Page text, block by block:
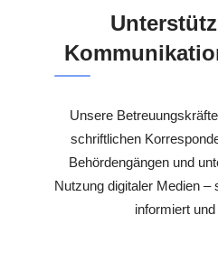
Unsere
schriftlichen
Behördengängen und
Nutzung digitaler Medien –
informiert